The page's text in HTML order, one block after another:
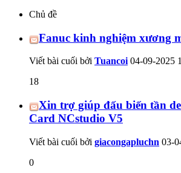
Chủ đề
Fanuc kinh nghiệm xương
Viết bài cuối bởi Tuancoi 04-09-2025
18
Xin trợ giúp đấu biến tần
Card NCstudio V5
Viết bài cuối bởi giacongapluchn 03-
0